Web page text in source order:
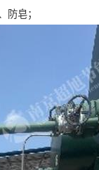
防皂；